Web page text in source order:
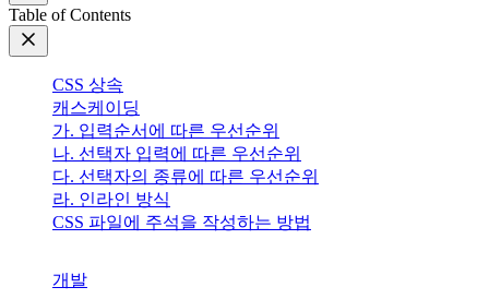
Table of Contents
CSS 상속
캐스케이딩
가. 입력순서에 따른 우선순위
나. 선택자 입력에 따른 우선순위
다. 선택자의 종류에 따른 우선순위
라. 인라인 방식
CSS 파일에 주석을 작성하는 방법
개발